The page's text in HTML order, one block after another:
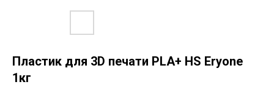
Пластик для 3D печати PLA+ HS Eryone
1кг